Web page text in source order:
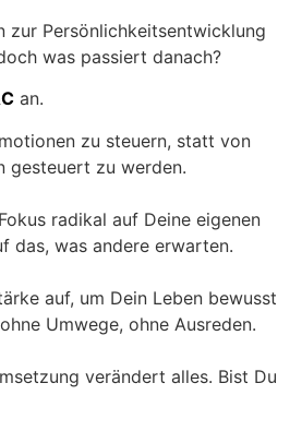
zur Persönlichkeitsentwicklung
was passiert danach?
an.
zu steuern, statt von
gesteuert zu werden.
radikal auf Deine eigenen
das, was andere erwarten.
auf, um Dein Leben bewusst
Umwege, ohne Ausreden.
verändert alles. Bist Du